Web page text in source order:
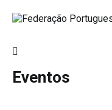
para
Santiago
Eventos